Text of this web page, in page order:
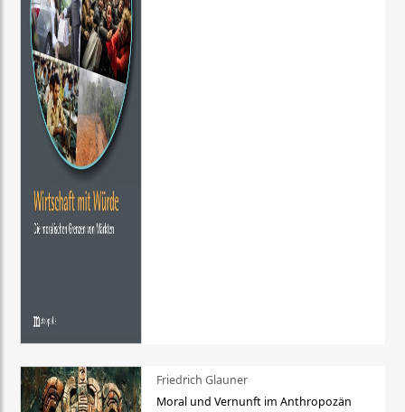
Friedrich Glauner
Moral und Vernunft im Anthropozän